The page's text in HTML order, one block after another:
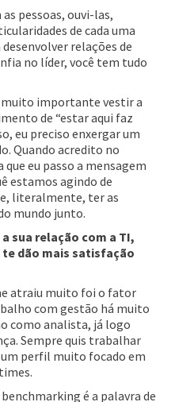
pessoas, ouvi-las,
de cada uma
relações de
no líder, você tem tudo
muito importante vestir a
de “estar aqui faz
eu preciso enxergar um
Quando acredito no
eu passo a mensagem
estamos agindo de
literalmente, ter as
mundo junto.
sua relação com a TI,
te dão mais satisfação
atraiu muito foi o fator
com gestão há muito
como analista, já logo
Sempre quis trabalhar
perfil muito focado em
é a palavra de